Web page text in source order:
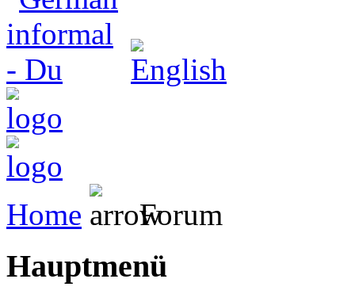
Home Forum
Hauptmenü